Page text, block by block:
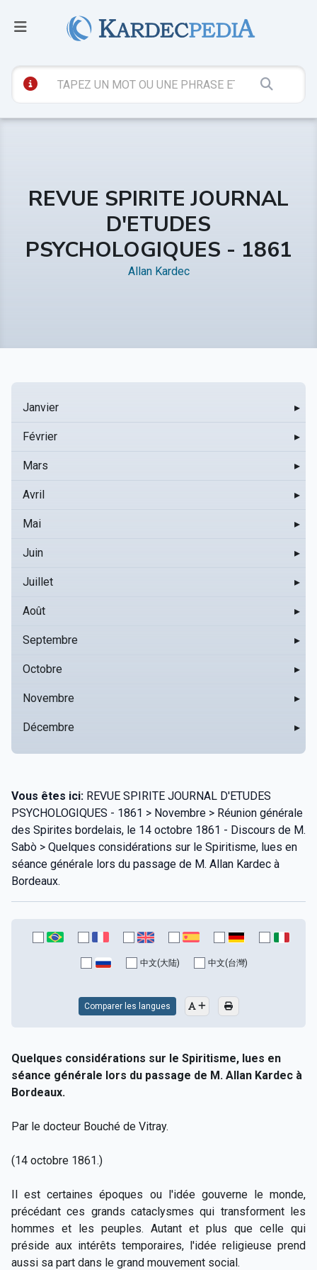
REVUE SPIRITE JOURNAL
D'ETUDES
PSYCHOLOGIQUES - 1861
Allan Kardec
Janvier ▸
Février ▸
Mars ▸
Avril ▸
Mai ▸
Juin ▸
Juillet ▸
Août ▸
Septembre ▸
Octobre ▸
Novembre ▸
Décembre ▸
Vous êtes ici: REVUE SPIRITE JOURNAL D'ETUDES
PSYCHOLOGIQUES - 1861 > Novembre > Réunion générale
des Spirites bordelais, le 14 octobre 1861 - Discours de M.
Sabò > Quelques considérations sur le Spiritisme, lues en
séance générale lors du passage de M. Allan Kardec à
Bordeaux.
中文(大陆) 中文(台灣)
Comparer les langues
Quelques considérations sur le Spiritisme, lues en
séance générale lors du passage de M. Allan Kardec à
Bordeaux.
Par le docteur Bouché de Vitray.
(14 octobre 1861.)
Il est certaines époques ou l'idée gouverne le monde,
précédant ces grands cataclysmes qui transforment les
hommes et les peuples. Autant et plus que celle qui
préside aux intérêts temporaires, l'idée religieuse prend
aussi sa part dans le grand mouvement social.